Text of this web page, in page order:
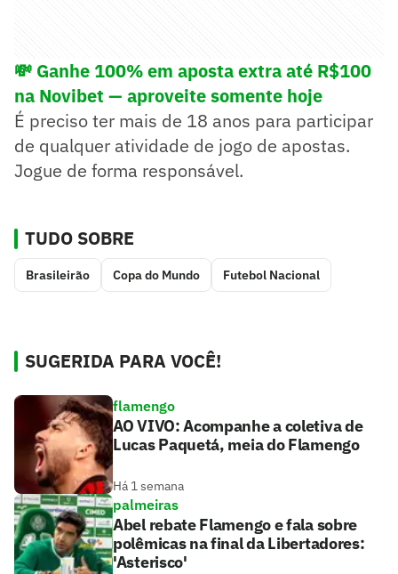
💸 Ganhe 100% em aposta extra até R$100
na Novibet — aproveite somente hoje
É preciso ter mais de 18 anos para participar
de qualquer atividade de jogo de apostas.
Jogue de forma responsável.
TUDO SOBRE
Brasileirão Copa do Mundo Futebol Nacional
SUGERIDA PARA VOCÊ!
flamengo
AO VIVO: Acompanhe a coletiva de
Lucas Paquetá, meia do Flamengo
Há 1 semana
palmeiras
Abel rebate Flamengo e fala sobre
polêmicas na final da Libertadores:
'Asterisco'